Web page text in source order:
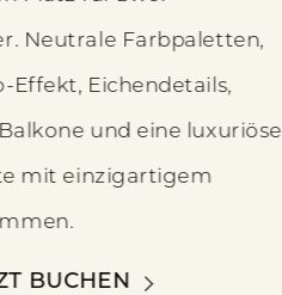
Neutrale Farbpaletten,
Effekt, Eichendetails,
und eine luxuriöse
mit einzigartigem
BUCHEN